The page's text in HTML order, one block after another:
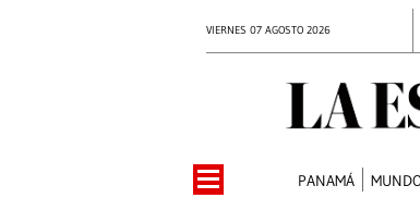
VIERNES 07 AGOSTO 2026
PANAMÁ